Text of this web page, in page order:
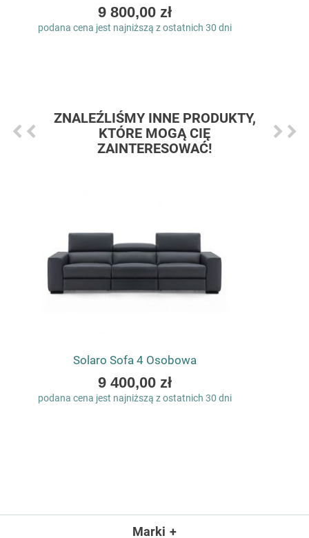
As
low
9 800,00 zł
podana cena jest najniższą z ostatnich 30 dni
ZNALEŹLIŚMY INNE PRODUKTY,
KTÓRE MOGĄ CIĘ
ZAINTERESOWAĆ!
Solaro Sofa 4 Osobowa
As
low
9 400,00 zł
podana cena jest najniższą z ostatnich 30 dni
Marki